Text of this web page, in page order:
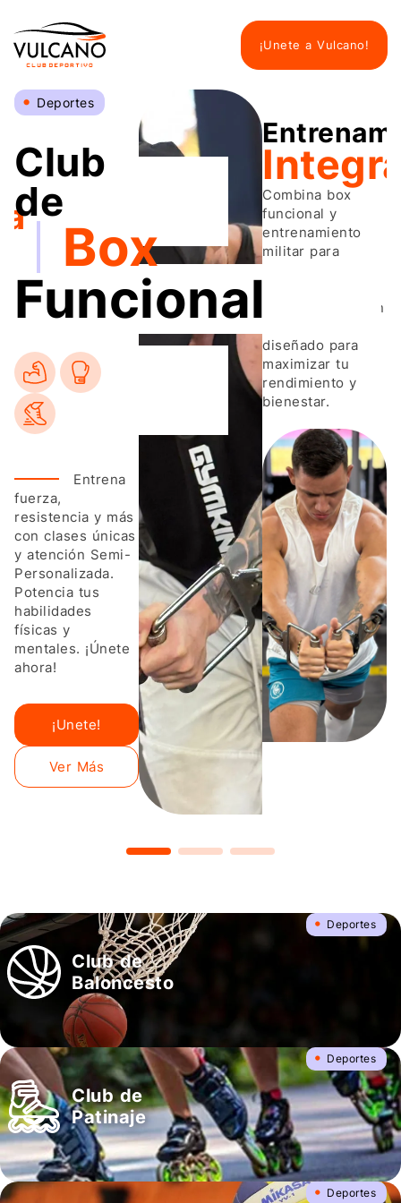
¡Unete a Vulcano!
• Deportes
Club
de
Box
Funcional
Entrena
fuerza,
resistencia y más
con clases únicas
y atención Semi-
Personalizada.
Potencia tus
habilidades
físicas y
mentales. ¡Únete
ahora!
¡Unete!
Ver Más
Combina box
funcional y
entrenamiento
militar para
y coordinación en
diseñado para
maximizar tu
rendimiento y
bienestar.
• Deportes
Club de
Baloncesto
• Deportes
Club de
Patinaje
• Deportes